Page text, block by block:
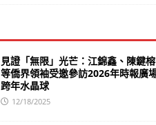
見證「無限」光芒：江錦鑫、陳鍵榕
等僑界領袖受邀參訪2026年時報廣
跨年水晶球
12/18/2025